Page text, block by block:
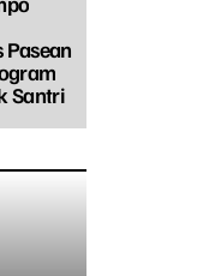
Pasean
Santri